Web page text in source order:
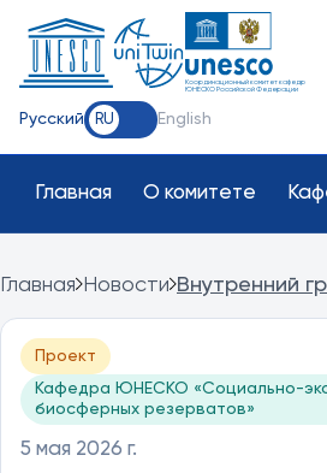
Координационный комитет кафедр
ЮНЕСКО Российской Федерации
Русский RU English
Главная О комитете
Главная Новости Внутренний
резерватами
Проект
Кафедра ЮНЕСКО «Социально-
биосферных резерватов»
5 мая 2026 г.